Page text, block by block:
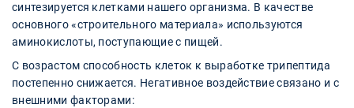
синтезируется клетками нашего организма. В качестве
основного «строительного материала» используются
аминокислоты, поступающие с пищей.
С возрастом способность клеток к выработке трипептида
постепенно снижается. Негативное воздействие связано и с
внешними факторами: